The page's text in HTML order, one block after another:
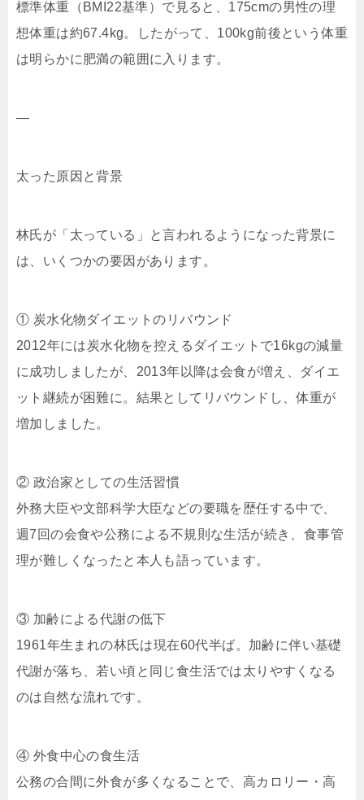
標準体重（BMI22基準）で見ると、175cmの男性の理
想体重は約67.4kg。したがって、100kg前後という体重
は明らかに肥満の範囲に入ります。
—
太った原因と背景
林氏が「太っている」と言われるようになった背景に
は、いくつかの要因があります。
① 炭水化物ダイエットのリバウンド
2012年には炭水化物を控えるダイエットで16kgの減量
に成功しましたが、2013年以降は会食が増え、ダイエ
ット継続が困難に。結果としてリバウンドし、体重が
増加しました。
② 政治家としての生活習慣
外務大臣や文部科学大臣などの要職を歴任する中で、
週7回の会食や公務による不規則な生活が続き、食事管
理が難しくなったと本人も語っています。
③ 加齢による代謝の低下
1961年生まれの林氏は現在60代半ば。加齢に伴い基礎
代謝が落ち、若い頃と同じ食生活では太りやすくなる
のは自然な流れです。
④ 外食中心の食生活
公務の合間に外食が多くなることで、高カロリー・高